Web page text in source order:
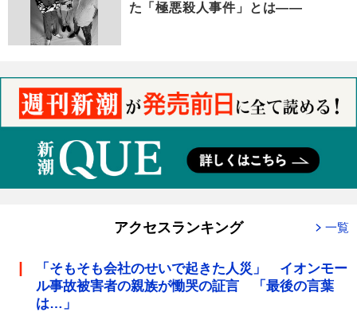
た「極悪殺人事件」とは――
アクセスランキング 一覧
「そもそも会社のせいで起きた人災」 イオンモー
ル事故被害者の親族が慟哭の証言 「最後の言葉
は…」